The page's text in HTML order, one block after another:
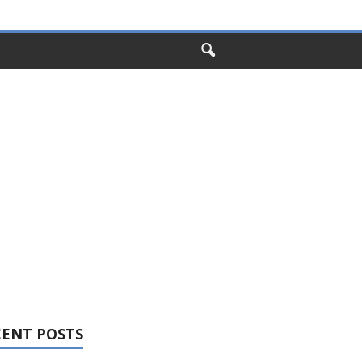
POSTS